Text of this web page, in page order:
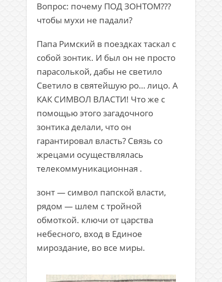
Вопрос: почему ПОД ЗОНТОМ???
чтобы мухи не падали?
Папа Римский в поездках таскал с
собой зонтик. И был он не просто
парасолькой, дабы не светило
Светило в святейшую ро… лицо. А
КАК СИМВОЛ ВЛАСТИ! Что же с
помощью этого загадочного
зонтика делали, что он
гарантировал власть? Связь со
жрецами осуществлялась
телекоммуникационная .
зонт — символ папской власти,
рядом — шлем с тройной
обмоткой. ключи от царства
небесного, вход в Единое
мироздание, во все миры.